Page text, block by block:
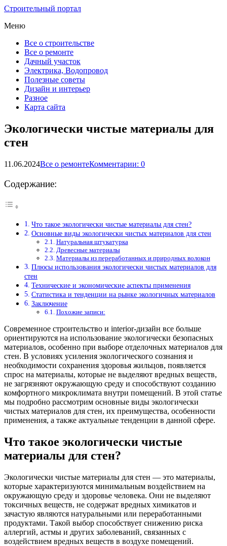
Строительный портал
Меню
Все о строительстве
Все о ремонте
Дачный участок
Электрика, Водопровод
Полезные советы
Дизайн и интерьер
Разное
Карта сайта
Экологически чистые материалы для
стен
11.06.2024Все о ремонтеКомментарии: 0
Содержание:
Что такое экологически чистые материалы для стен?
Основные виды экологически чистых материалов для стен
Натуральная штукатурка
Древесные материалы
Материалы из переработанных и природных волокон
Плюсы использования экологически чистых материалов для
стен
Технические и экономические аспекты применения
Статистика и тенденции на рынке экологичных материалов
Заключение
Похожие записи:
Современное строительство и interior-дизайн все больше
ориентируются на использование экологически безопасных
материалов, особенно при выборе отделочных материалов для
стен. В условиях усиления экологического сознания и
необходимости сохранения здоровья жильцов, появляется
спрос на материалы, которые не выделяют вредных веществ,
не загрязняют окружающую среду и способствуют созданию
комфортного микроклимата внутри помещений. В этой статье
мы подробно рассмотрим основные виды экологически
чистых материалов для стен, их преимущества, особенности
применения, а также актуальные тенденции в данной сфере.
Что такое экологически чистые
материалы для стен?
Экологически чистые материалы для стен — это материалы,
которые характеризуются минимальным воздействием на
окружающую среду и здоровье человека. Они не выделяют
токсичных веществ, не содержат вредных химикатов и
зачастую являются натуральными или переработанными
продуктами. Такой выбор способствует снижению риска
аллергий, астмы и других заболеваний, связанных с
воздействием вредных веществ в воздухе помещений.